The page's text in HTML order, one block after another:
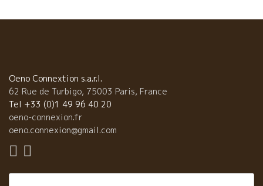
三本目はこれ！ロマンな男、Partida Creusパルティー
ダ・クレウスのワイン。 これは最近スペインに凝っているKishoの
セレクション。まるでジュースのように美味しい。 明日から、日
本出張！しばらくはParisともお別れだ。日本の皆さん！一緒に一
杯やりましょう！！
Oeno Connextion s.a.r.l.
62 Rue de Turbigo, 75003 Paris, France
Tel +33 (0)1 49 96 40 20
oeno-connexion.fr
oeno.connexion@gmail.com